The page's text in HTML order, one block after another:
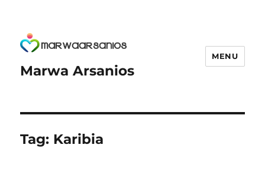
Marwa Arsanios
MENU
Tag: Karibia